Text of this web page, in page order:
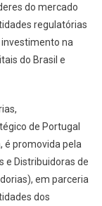
do mercado
regulatórias
na
do Brasil e
de Portugal
é promovida pela
e Distribuidoras de
em parceria
dos